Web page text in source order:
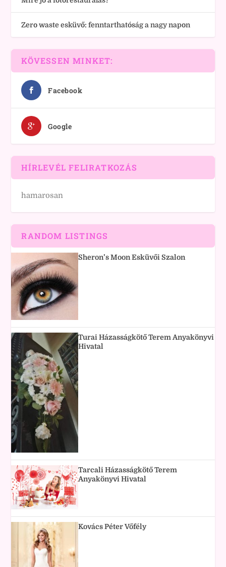
Zero waste esküvő: fenntarthatóság a nagy napon
KÖVESSEN MINKET:
Facebook
Google
HÍRLEVÉL FELIRATKOZÁS
hamarosan
RANDOM LISTINGS
Sheron’s Moon Esküvői Szalon
Turai Házasságkötő Terem Anyakönyvi
Hivatal
Tarcali Házasságkötő Terem
Anyakönyvi Hivatal
Kovács Péter Vőfély